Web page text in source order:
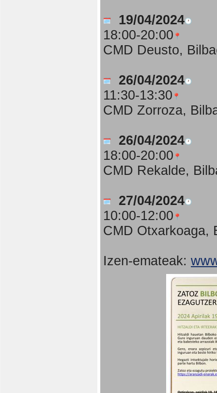
19/04/2024
18:00-20:00
CMD Deusto,
26/04/2024
11:30-13:30
CMD Zorroza,
26/04/2024
18:00-20:00
CMD Rekalde,
27/04/2024
10:00-12:00
CMD Otxarkoaga,
Izen-emateak: